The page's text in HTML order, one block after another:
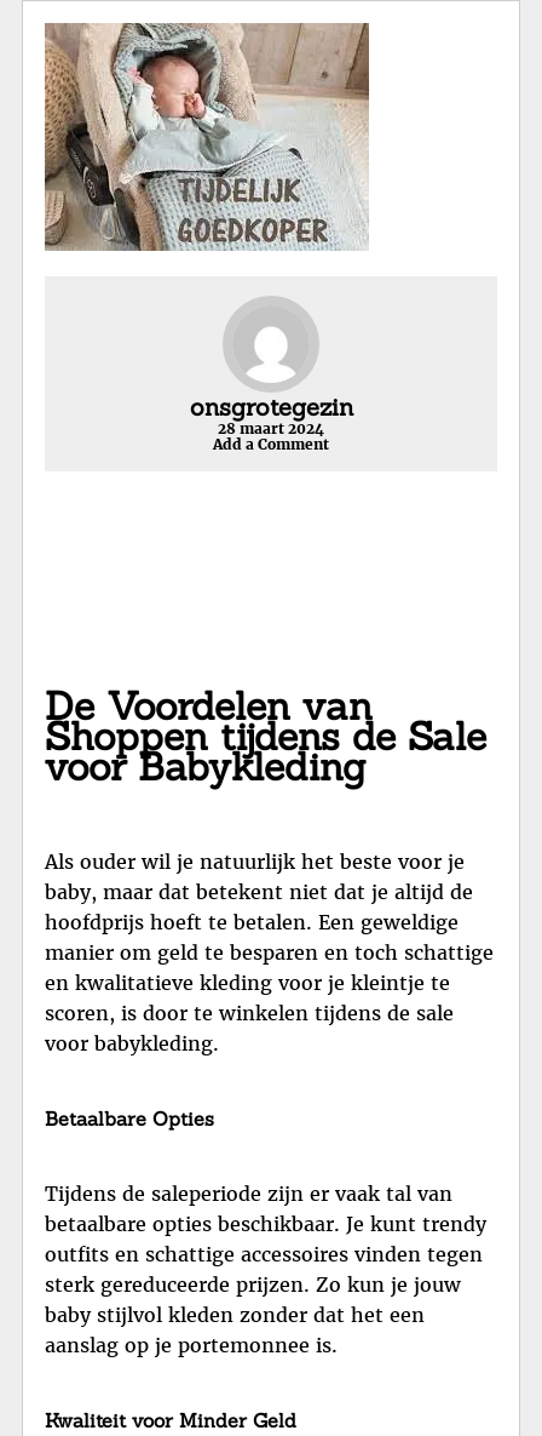
onsgrotegezin
28 maart 2024
Add a Comment
De Voordelen van
Shoppen tijdens de Sale
voor Babykleding
Als ouder wil je natuurlijk het beste voor je
baby, maar dat betekent niet dat je altijd de
hoofdprijs hoeft te betalen. Een geweldige
manier om geld te besparen en toch schattige
en kwalitatieve kleding voor je kleintje te
scoren, is door te winkelen tijdens de sale
voor babykleding.
Betaalbare Opties
Tijdens de saleperiode zijn er vaak tal van
betaalbare opties beschikbaar. Je kunt trendy
outfits en schattige accessoires vinden tegen
sterk gereduceerde prijzen. Zo kun je jouw
baby stijlvol kleden zonder dat het een
aanslag op je portemonnee is.
Kwaliteit voor Minder Geld